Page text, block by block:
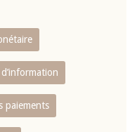
paiements